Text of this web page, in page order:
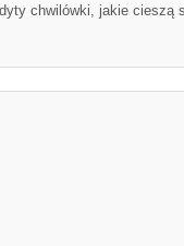
chwilówki, jakie cieszą